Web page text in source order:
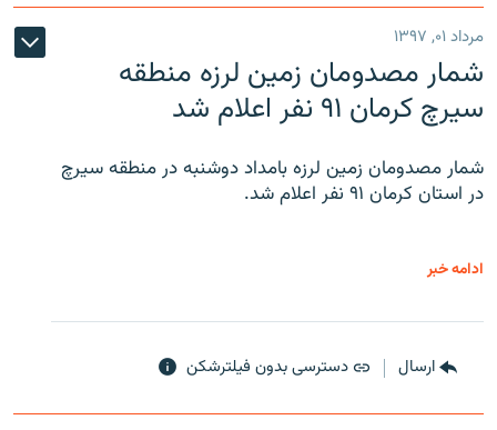
مرداد ۰۱, ۱۳۹۷
شمار مصدومان زمین لرزه منطقه
سیرچ کرمان ۹۱ نفر اعلام شد
شمار مصدومان زمین لرزه بامداد دوشنبه در منطقه سیرچ
در استان کرمان ۹۱ نفر اعلام شد.
ادامه خبر
ارسال دسترسی بدون فیلترشکن